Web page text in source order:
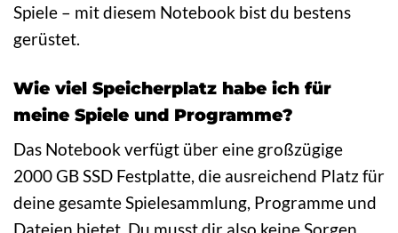
Spiele – mit diesem Notebook bist du bestens
gerüstet.
Wie viel Speicherplatz habe ich für
meine Spiele und Programme?
Das Notebook verfügt über eine großzügige
2000 GB SSD Festplatte, die ausreichend Platz für
deine gesamte Spielesammlung, Programme und